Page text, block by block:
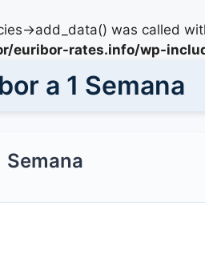
>add_data() was called
euribor-rates.info/wp-
a 1 Semana
Semana